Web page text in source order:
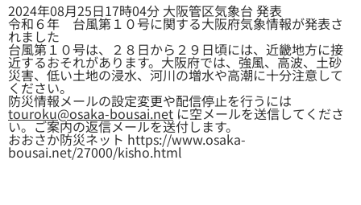
2024年08月25日17時04分 大阪管区気象台 発表
令和６年 台風第１０号に関する大阪府気象情報が発表さ
れました
台風第１０号は、２８日から２９日頃には、近畿地方に接
近するおそれがあります。大阪府では、強風、高波、土砂
災害、低い土地の浸水、河川の増水や高潮に十分注意して
ください。
防災情報メールの設定変更や配信停止を行うには
touroku@osaka-bousai.netに空メールを送信してくださ
い。ご案内の返信メールを送付します。
おおさか防災ネット https://www.osaka-
bousai.net/27000/kisho.html